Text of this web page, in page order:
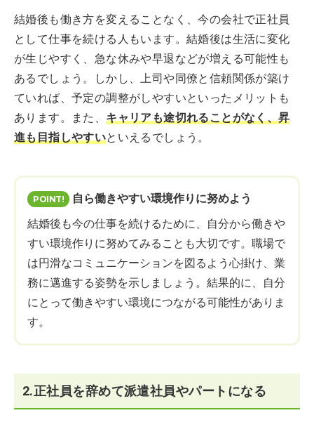
結婚後も働き方を変えることなく、今の会社で正社員
として仕事を続ける人もいます。結婚後は生活に変化
が生じやすく、急な休みや早退などが増える可能性も
あるでしょう。しかし、上司や同僚と信頼関係が築け
ていれば、予定の調整がしやすいといったメリットも
あります。また、キャリアも途切れることがなく、昇
進も目指しやすいといえるでしょう。
自ら働きやすい環境作りに努めよう
結婚後も今の仕事を続けるために、自分から働きや
すい環境作りに努めてみることも大切です。職場で
は円滑なコミュニケーションを図るよう心掛け、業
務に邁進する姿勢を示しましょう。結果的に、自分
にとって働きやすい環境につながる可能性がありま
す。
2.正社員を辞めて派遣社員やパートになる